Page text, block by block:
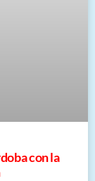
con la